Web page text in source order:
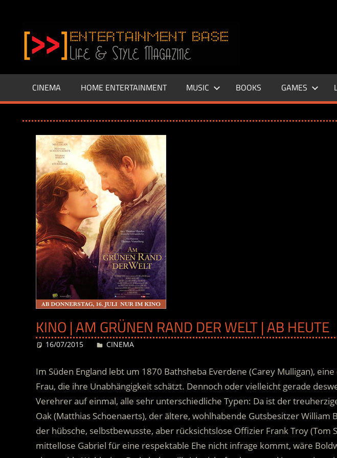
springen
–
LIFE
Base.de
CINEMA HOME ENTERTAINMENT MUSIC BOOKS GAMES
KINO | AM GRÜNEN RAND DER WELT | AB HEUTE
16/07/2015 Desiree
CINEMA
Im Süden England lebt um 1870 Bathsheba Everdene (Carey Mulligan),
Frau, die ihre Unabhängigkeit schätzt. Dennoch oder vielleicht gerade
Verehrer auf einmal, alle sehr unterschiedliche Typen: Da ist der
Oak (Matthias Schoenaerts), der ältere, wohlhabende Gutsbesitzer William
der hübsche, selbstbewusste, aber rücksichtslose Offizier Frank Troy (Tom
mittellose Gabriel für eine respektable Ehe nicht infrage kommt, wäre